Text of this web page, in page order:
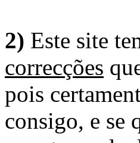
2) Este site
correcções
pois
consigo, e se